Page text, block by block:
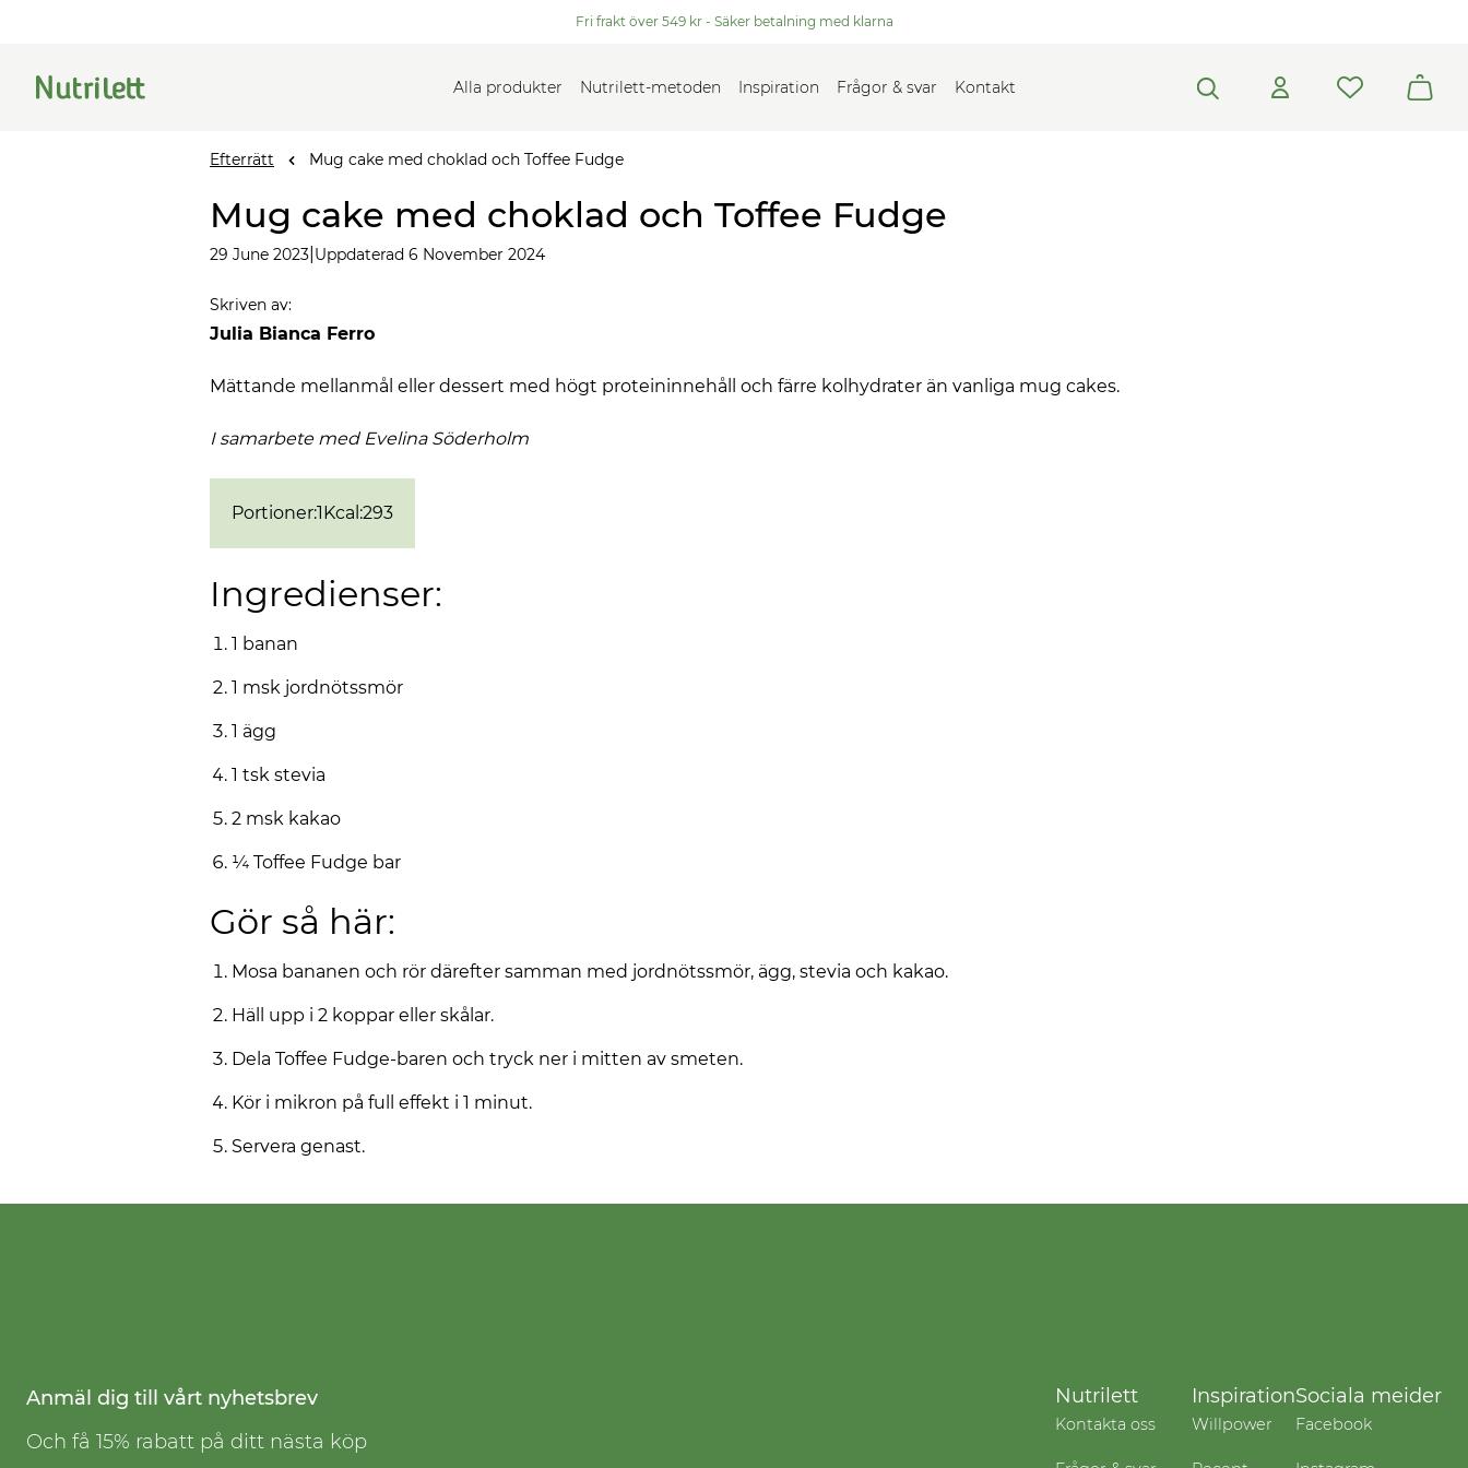
Fri frakt över 549 kr - Säker betalning med klarna
Alla produkter Nutrilett-metoden Inspiration Frågor & svar Kontakt
Efterrätt Mug cake med choklad och Toffee Fudge
Mug cake med choklad och Toffee Fudge
29 June 2023 Uppdaterad 6 November 2024
Skriven av:
Julia Bianca Ferro
Mättande mellanmål eller dessert med högt proteininnehåll och färre kolhydrater än vanliga mug cakes.
I samarbete med Evelina Söderholm
Portioner:1Kcal :293
Ingredienser:
1 banan
1 msk jordnötssmör
1 ägg
1 tsk stevia
2 msk kakao
¼ Toffee Fudge bar
Gör så här:
Mosa bananen och rör därefter samman med jordnötssmör, ägg, stevia och kakao.
Häll upp i 2 koppar eller skålar.
Dela Toffee Fudge-baren och tryck ner i mitten av smeten.
Kör i mikron på full effekt i 1 minut.
Servera genast.
Anmäl dig till vårt nyhetsbrev
Och få 15% rabatt på ditt nästa köp
Nutrilett
Kontakta oss
Inspiration
Willpower
Sociala meider
Facebook